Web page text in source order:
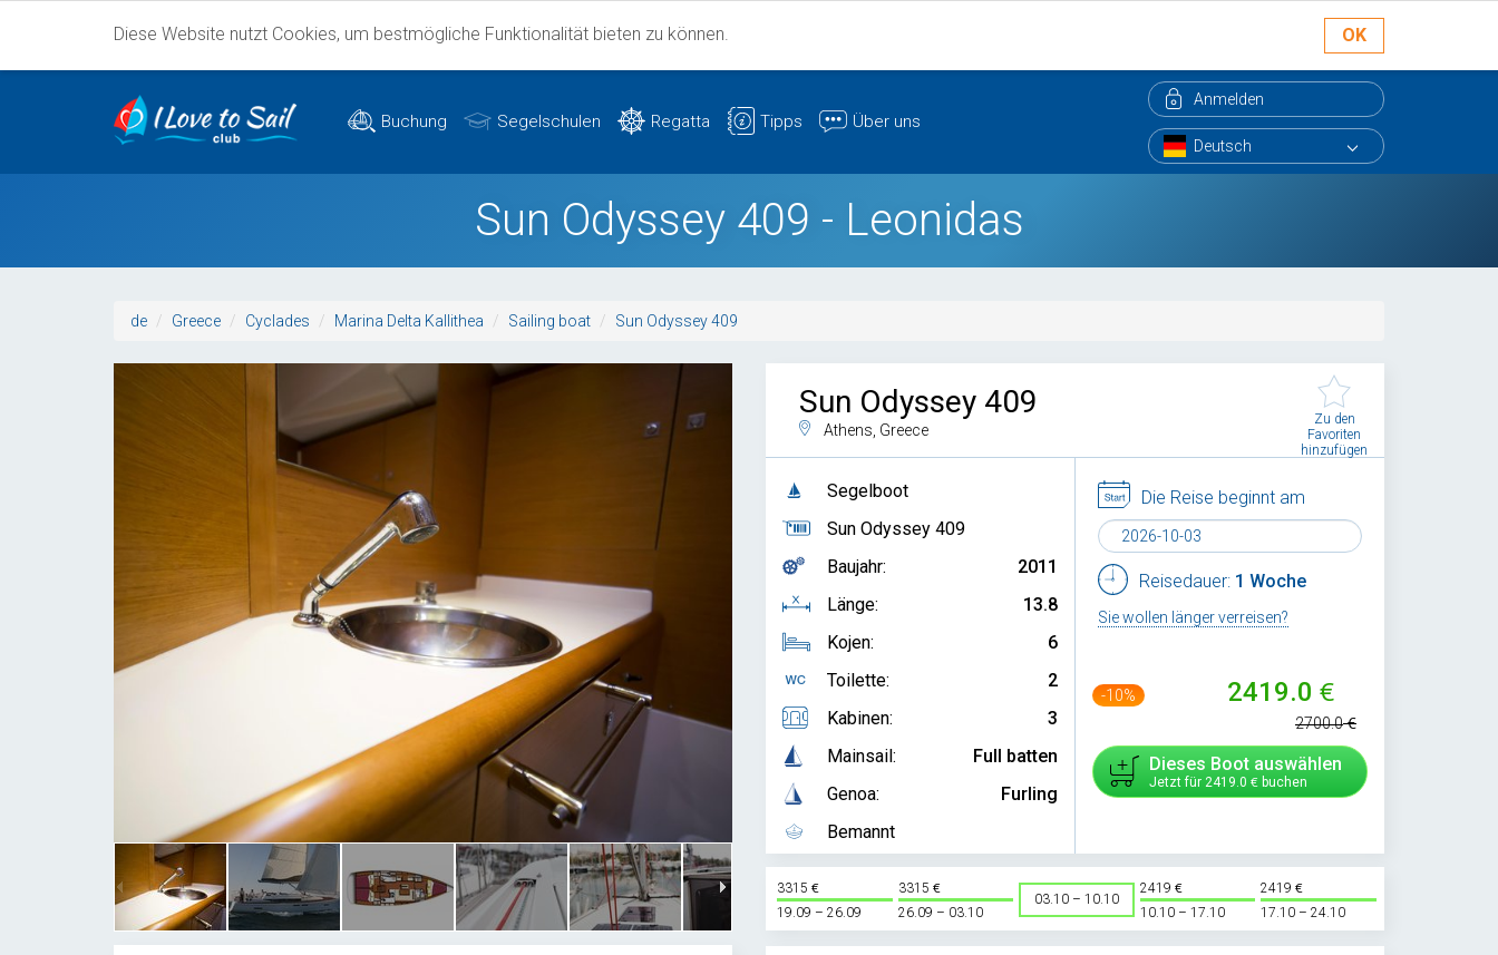
Diese Website nutzt Cookies, um bestmögliche Funktionalität bieten zu können. OK
Buchung Segelschulen Regatta Tipps Über uns
Anmelden
Sun Odyssey 409 - Leonidas
de Greece Cyclades Marina Delta Kallithea Sailing boat Sun Odyssey 409
Sun Odyssey 409
Athens, Greece
Zu den
Favoriten
hinzufügen
Segelboot
Sun Odyssey 409
Baujahr:
2011
Länge:
13.8
Kojen:
6
Toilette:
2
Kabinen:
3
Mainsail:
Full batten
Genoa:
Furling
Bemannt
Die Reise beginnt am
Reisedauer: 1 Woche
Sie wollen länger verreisen?
-10% 2419.0
2700.0
Dieses Boot auswählen
Jetzt für 2419.0 buchen
3315
19.09 – 26.09
3315
26.09 – 03.10
03.10 – 10.10
2419
10.10 – 17.10
2419
17.10 – 24.10